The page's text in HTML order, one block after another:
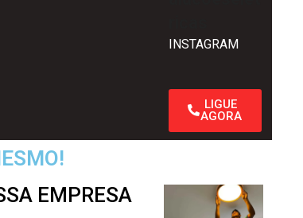
INSTAGRAM
LIGUE
AGORA
EMPRESA